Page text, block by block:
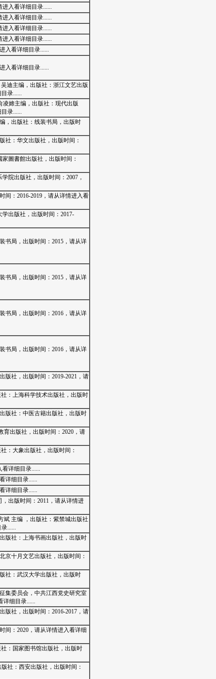
入看详细目录......
入看详细目录......
入看详细目录......
入看详细目录......
入看详细目录......
入看详细目录......
迪主编，出版社：浙江文艺出版
录......
凌媂主编，出版社：现代出版
录......
，出版社：线装书局，出版时
社：华文出版社，出版时间：
圖書館出版社，出版时间：
院出版社，出版时间：2007，
间：2016-2019，请从详情进入看
出版社，出版时间：2017-
书局，出版时间：2015，请从详
书局，出版时间：2015，请从详
书局，出版时间：2016，请从详
书局，出版时间：2016，请从详
版社，出版时间：2019-2021，请
：上海科学技术出版社，出版时
版社：中医古籍出版社，出版时
育出版社，出版时间：2020，请
：大象出版社，出版时间：
详细目录......
详细目录......
详细目录......
出版时间：2011，请从详情进
斌 主编 ，出版社：紫禁城出版社
......
版社：上海书画出版社，出版时
京十月文艺出版社，出版时间：
社：武汉大学出版社，出版时
集委员会，中共江西党史研究室
详细目录......
版社，出版时间：2016-2017，请
间：2020，请从详情进入看详细
：国家图书馆出版社，出版时
社：西安出版社，出版时间：